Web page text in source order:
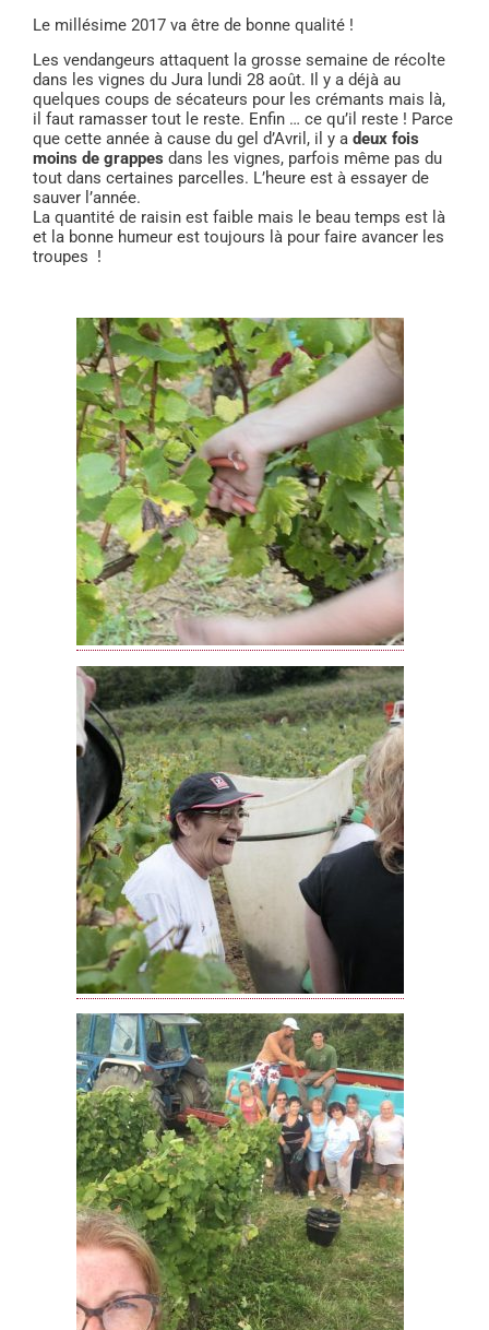
Le millésime 2017 va être de bonne qualité !
Les vendangeurs attaquent la grosse semaine de récolte
dans les vignes du Jura lundi 28 août. Il y a déjà au
quelques coups de sécateurs pour les crémants mais là,
il faut ramasser tout le reste. Enfin … ce qu’il reste ! Parce
que cette année à cause du gel d’Avril, il y adeux fois
moins de grappes dans les vignes, parfois même pas du
tout dans certaines parcelles. L’heure est à essayer de
sauver l’année.
La quantité de raisin est faible mais le beau temps est là
et la bonne humeur est toujours là pour faire avancer les
troupes !